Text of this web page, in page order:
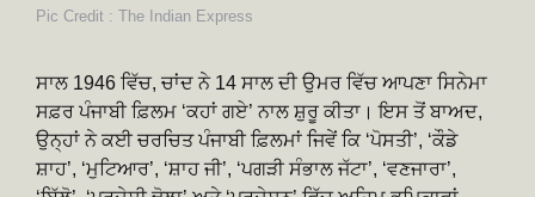
Pic Credit : The Indian Express
ਸਾਲ 1946 ਵਿੱਚ, ਚਾਂਦ ਨੇ 14 ਸਾਲ ਦੀ ਉਮਰ ਵਿੱਚ ਆਪਣਾ ਸਿਨੇਮਾ
ਸਫ਼ਰ ਪੰਜਾਬੀ ਫ਼ਿਲਮ ‘ਕਹਾਂ ਗਏ’ ਨਾਲ ਸ਼ੁਰੂ ਕੀਤਾ। ਇਸ ਤੋਂ ਬਾਅਦ,
ਉਨ੍ਹਾਂ ਨੇ ਕਈ ਚਰਚਿਤ ਪੰਜਾਬੀ ਫ਼ਿਲਮਾਂ ਜਿਵੇਂ ਕਿ ‘ਪੋਸਤੀ’, ‘ਕੌਡੇ
ਸ਼ਾਹ’, ‘ਮੁਟਿਆਰ’, ‘ਸ਼ਾਹ ਜੀ’, ‘ਪਗੜੀ ਸੰਭਾਲ ਜੱਟਾ’, ‘ਵਣਜਾਰਾ’,